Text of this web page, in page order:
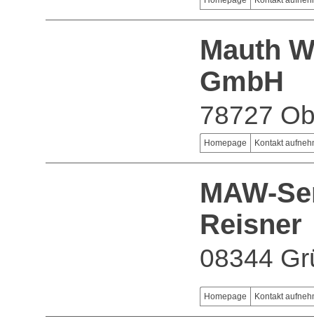
Mauth
GmbH
78727
Homepage Kontakt
MAW-
Reisner
08344
Homepage Kontakt